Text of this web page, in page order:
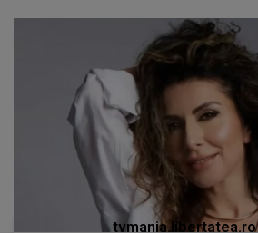
tvmania.libertatea.ro